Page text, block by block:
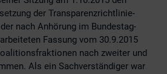
der Transparenzrichtlinie-
nach Anhörung im Bundestag-
Fassung vom 30.9.2015
nach zweiter und
Als ein Sachverständiger war